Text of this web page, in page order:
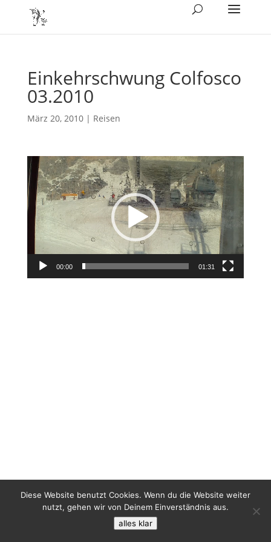
Einkehrschwung Colfosco
03.2010
März 20, 2010| Reisen
Video-
Player
00:00 01:31
Diese Website benutzt Cookies. Wenn du die Website weiter
nutzt, gehen wir von Deinem Einverständnis aus.
alles klar